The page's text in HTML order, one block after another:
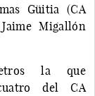
Güitia (CA
Migallón
la que
del CA